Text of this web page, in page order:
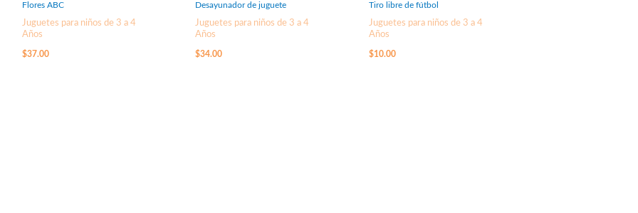
Flores ABC
Juguetes para niños de 3 a 4
Años
$37.00
Desayunador de juguete
Juguetes para niños de 3 a 4
Años
$34.00
Tiro libre de fútbol
Juguetes para niños de 3 a 4
Años
$10.00